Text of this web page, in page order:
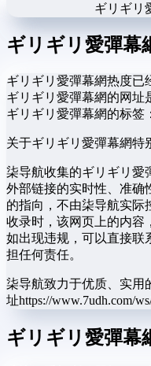
ギリギリ
ギリギリ愛彈幕
ギリギリ愛彈幕網热度已
ギリギリ愛彈幕網的网址
ギリギリ愛彈幕網的标签
关于ギリギリ愛彈幕網特
柒导航收集的ギリギリ愛
外部链接的实时性、准确
的指向，不由柒导航实际
收录时，该网页上的内容
如出现违规，可以直接联
担任何责任。
柒导航致力于优质、实用
址https://www.7udh.com/
ギリギリ愛彈幕